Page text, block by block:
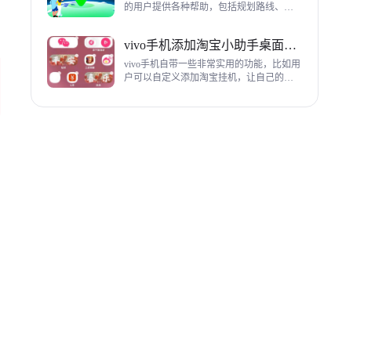
的用户提供各种帮助，包括规划路线、导
教程，希望对各位有帮助。
vivo手机添加淘宝小助手桌面挂件方法
vivo手机自带一些非常实用的功能，比如用
户可以自定义添加淘宝挂机，让自己的购
相当方便，下面为大家带来添加淘宝小助